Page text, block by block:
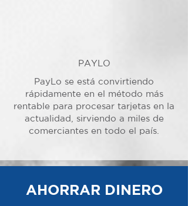
PAYLO
PayLo se está convirtiendo
rápidamente en el método más
rentable para procesar tarjetas en la
actualidad, sirviendo a miles de
comerciantes en todo el país.
AHORRAR DINERO